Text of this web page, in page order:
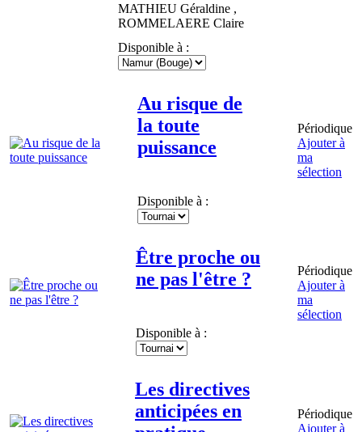
MATHIEU Géraldine ,
ROMMELAERE Claire
Disponible à :
Au risque de
la toute
puissance
Périodique
Ajouter à
ma
sélection
Disponible à :
Être proche ou
ne pas l'être ?
Périodique
Ajouter à
ma
sélection
Disponible à :
Les directives
anticipées en
Périodique
Ajouter à